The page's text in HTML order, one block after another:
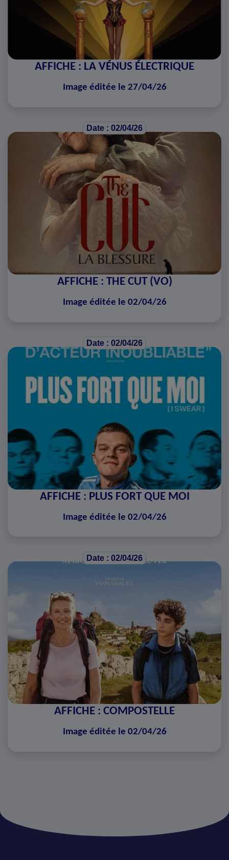
AFFICHE : LA VÉNUS ÉLECTRIQUE
Image éditée le 27/04/26
Date : 02/04/26
AFFICHE : THE CUT (VO)
Image éditée le 02/04/26
Date : 02/04/26
AFFICHE : PLUS FORT QUE MOI
Image éditée le 02/04/26
Date : 02/04/26
AFFICHE : COMPOSTELLE
Image éditée le 02/04/26